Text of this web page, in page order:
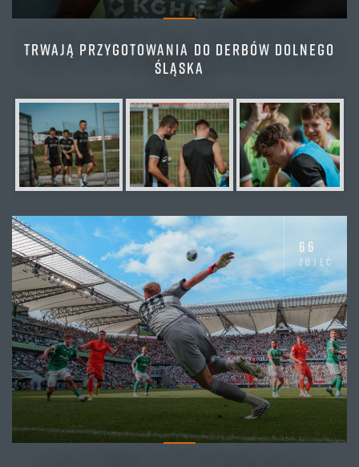
TRWAJĄ PRZYGOTOWANIA DO DERBÓW DOLNEGO
ŚLĄSKA
66
zdjęć